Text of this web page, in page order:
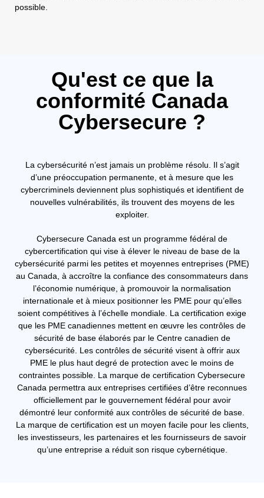
possible.
Qu'est ce que la
conformité Canada
Cybersecure ?
La cybersécurité n’est jamais un problème résolu. Il s’agit
d’une préoccupation permanente, et à mesure que les
cybercriminels deviennent plus sophistiqués et identifient de
nouvelles vulnérabilités, ils trouvent des moyens de les
exploiter.
Cybersecure Canada est un programme fédéral de
cybercertification qui vise à élever le niveau de base de la
cybersécurité parmi les petites et moyennes entreprises (PME)
au Canada, à accroître la confiance des consommateurs dans
l’économie numérique, à promouvoir la normalisation
internationale et à mieux positionner les PME pour qu’elles
soient compétitives à l’échelle mondiale. La certification exige
que les PME canadiennes mettent en œuvre les contrôles de
sécurité de base élaborés par le Centre canadien de
cybersécurité. Les contrôles de sécurité visent à offrir aux
PME le plus haut degré de protection avec le moins de
contraintes possible. La marque de certification Cybersecure
Canada permettra aux entreprises certifiées d’être reconnues
officiellement par le gouvernement fédéral pour avoir
démontré leur conformité aux contrôles de sécurité de base.
La marque de certification est un moyen facile pour les clients,
les investisseurs, les partenaires et les fournisseurs de savoir
qu’une entreprise a réduit son risque cybernétique.